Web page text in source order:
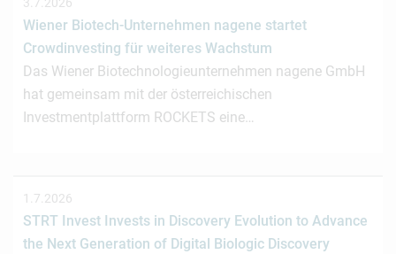
Wiener Biotech-Unternehmen nagene startet
Crowdinvesting für weiteres Wachstum
Das Wiener Biotechnologieunternehmen nagene GmbH
hat gemeinsam mit der österreichischen
Investmentplattform ROCKETS eine…
1.7.2026
STRT Invest Invests in Discovery Evolution to Advance
the Next Generation of Digital Biologic Discovery